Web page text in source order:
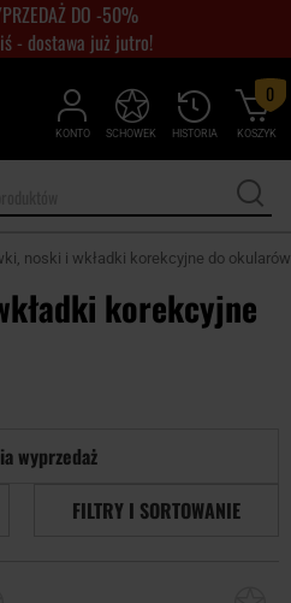
DO -50%
- dostawa już jutro!
KONTO HISTORIA
SCHOWEK KOSZYK
0
noski i wkładki korekcyjne do okularów
korekcyjne
wyprzedaż
FILTRY I SORTOWANIE